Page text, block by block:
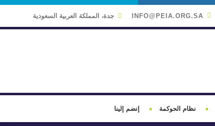
INFO@PEIA.ORG.SA جدة، المملكة العربية السعودية
نظام الحوكمة إنضم إلينا